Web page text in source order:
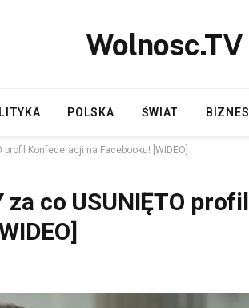
Wolnosc.TV
POLSKA ŚWIAT BIZNES
Konfederacji na Facebooku! [WIDEO]
co USUNIĘTO profil